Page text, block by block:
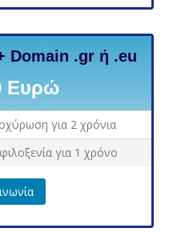
Domain .gr ή .eu
Ευρώ
για 2 χρόνια
για 1 χρόνο